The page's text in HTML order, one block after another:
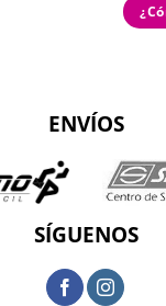
ENVÍOS
SÍGUENOS